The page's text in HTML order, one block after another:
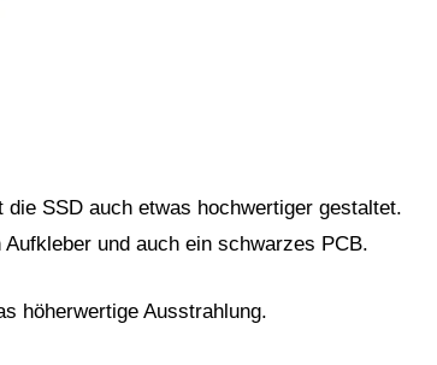
SSD auch etwas hochwertiger gestaltet.
und auch ein schwarzes PCB.
höherwertige Ausstrahlung.